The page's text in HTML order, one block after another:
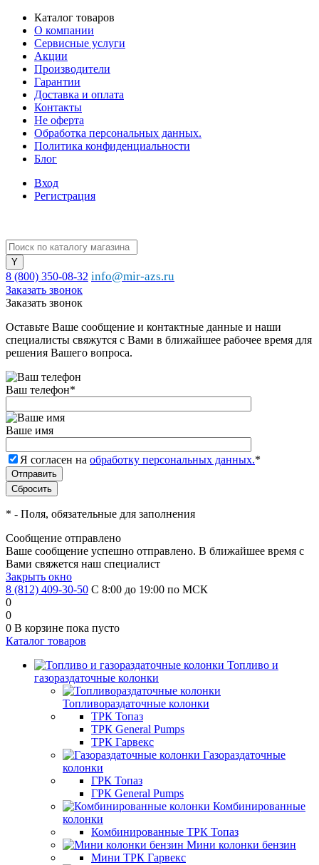
Каталог товаров
О компании
Сервисные услуги
Акции
Производители
Гарантии
Доставка и оплата
Контакты
Не оферта
Обработка персональных данных.
Политика конфиденциальности
Блог
Вход
Регистрация
8 (800) 350-08-32 info@mir-azs.ru
Заказать звонок
Заказать звонок
Оставьте Ваше сообщение и контактные данные и наши
специалисты свяжутся с Вами в ближайшее рабочее время для
решения Вашего вопроса.
Ваш телефон*
Ваше имя
Я согласен на обработку персональных данных.*
* - Поля, обязательные для заполнения
Сообщение отправлено
Ваше сообщение успешно отправлено. В ближайшее время с
Вами свяжется наш специалист
Закрыть окно
8 (812) 409-30-50 С 8:00 до 19:00 по МСК
0
0
0 В корзине пока пусто
Каталог товаров
Топливо и
газораздаточные колонки
Топливораздаточные колонки
ТРК Топаз
ТРК General Pumps
ТРК Гарвекс
Газораздаточные
колонки
ГРК Топаз
ГРК General Pumps
Комбинированные
колонки
Комбинированные ТРК Топаз
Мини колонки бензин
Мини ТРК Гарвекс